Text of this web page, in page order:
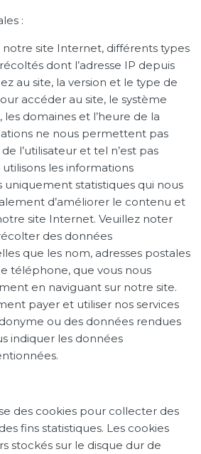
:
notre site Internet, différents types
dont l’adresse IP depuis
au site, la version et le type de
accéder au site, le système
les domaines et l’heure de la
ne nous permettent pas
l’utilisateur et tel n’est pas
les informations
uniquement statistiques qui nous
d’améliorer le contenu et
site Internet. Veuillez noter
des données
que les nom, adresses postales
téléphone, que vous nous
en naviguant sur notre site.
payer et utiliser nos services
ou des données rendues
indiquer les données
des cookies pour collecter des
fins statistiques. Les cookies
stockés sur le disque dur de